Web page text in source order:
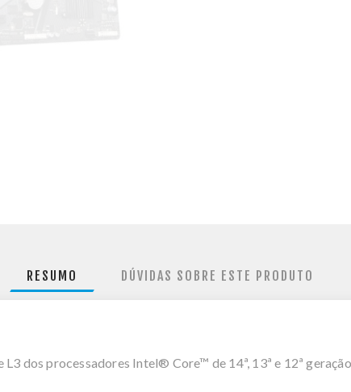
RESUMO DÚVIDAS SOBRE ESTE PRODUTO
L3 dos processadores Intel® Core™ de 14ª, 13ª e 12ª